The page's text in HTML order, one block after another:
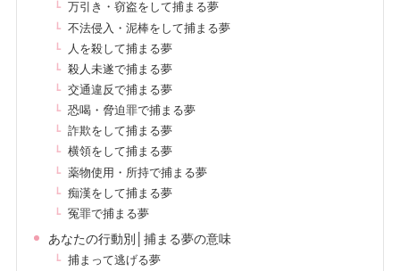
万引き・窃盗をして捕まる夢
不法侵入・泥棒をして捕まる夢
人を殺して捕まる夢
殺人未遂で捕まる夢
交通違反で捕まる夢
恐喝・脅迫罪で捕まる夢
詐欺をして捕まる夢
横領をして捕まる夢
薬物使用・所持で捕まる夢
痴漢をして捕まる夢
冤罪で捕まる夢
あなたの行動別│捕まる夢の意味
捕まって逃げる夢